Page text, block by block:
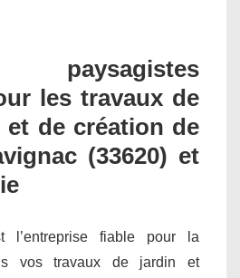
paysagistes
les travaux de
de création de
(33620) et
l’entreprise fiable pour la
vos travaux de jardin et